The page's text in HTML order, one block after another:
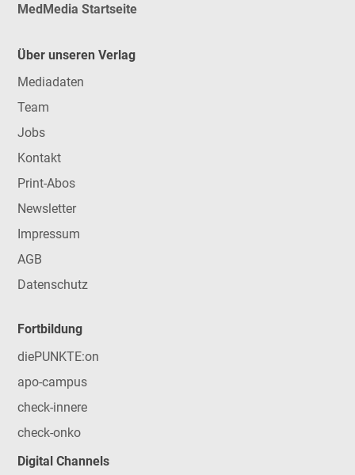
MedMedia Startseite
Über unseren Verlag
Mediadaten
Team
Jobs
Kontakt
Print-Abos
Newsletter
Impressum
AGB
Datenschutz
Fortbildung
diePUNKTE:on
apo-campus
check-innere
check-onko
Digital Channels